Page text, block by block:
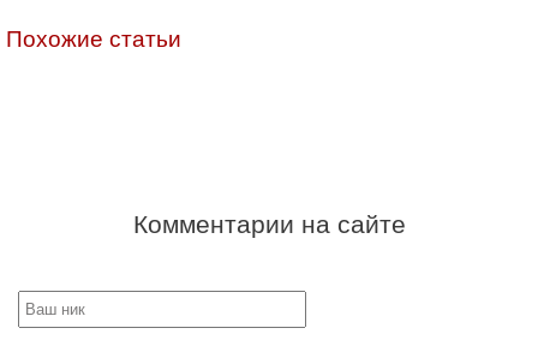
Похожие статьи
Комментарии на сайте